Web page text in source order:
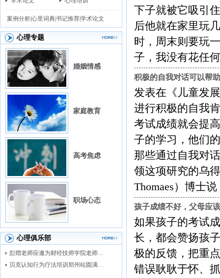
案例分析|心里词典|书记推荐|学术论文
心理专题
婚姻情感
家庭教育
高考焦虑
职场心态
心理俱乐部
彭熠老师应邀为财经技师学院老师进行督导培训
贝克认知行为疗法培训郑州站圆满落幕
下子就被它吸引
后他就在家里玩
时，周末则要玩
子，我没有花任
积极的自我对话可以帮
发表在《儿童发
进行积极的自我
考试成绩就会提
子的学习，他们
那些通过自我对
领这项研究的乌
Thomaes）博士
孩子成绩不好，父母应
如果孩子的考试
长，都会赞扬孩
极的反馈，把重
错误耿耿于怀、